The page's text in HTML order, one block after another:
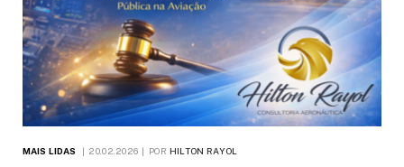
MAIS LIDAS 20.02.2026 POR HILTON RAYOL